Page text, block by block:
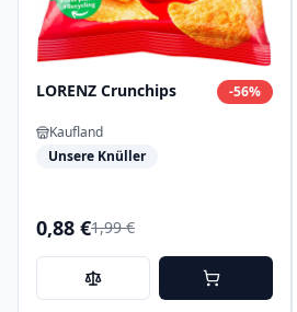
LORENZ Crunchips -56%
Kaufland
Unsere Knüller
0,88 €1,99 €